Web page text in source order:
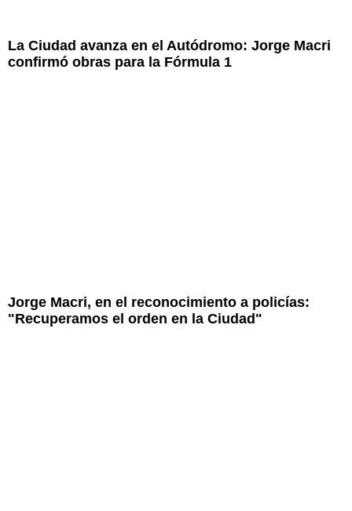
La Ciudad avanza en el Autódromo: Jorge Macri
confirmó obras para la Fórmula 1
Jorge Macri, en el reconocimiento a policías:
"Recuperamos el orden en la Ciudad"